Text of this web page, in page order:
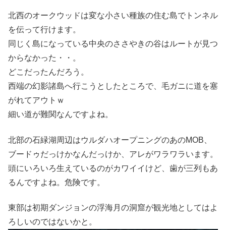
北西のオークウッドは変な小さい種族の住む島でトンネル
を伝って行けます。
同じく島になっている中央のささやきの谷はルートが見つ
からなかった・・。
どこだったんだろう。
西端の幻影諸島へ行こうとしたところで、毛ガニに道を塞
がれてアウトｗ
細い道が難関なんですよね。
北部の石緑湖周辺はウルダハオープニングのあのMOB、
ブードゥだっけかなんだっけか、アレがワラワラいます。
頭にいろいろ生えているのがカワイイけど、歯が三列もあ
るんですよね。危険です。
東部は初期ダンジョンの浮海月の洞窟が観光地としてはよ
ろしいのではないかと。